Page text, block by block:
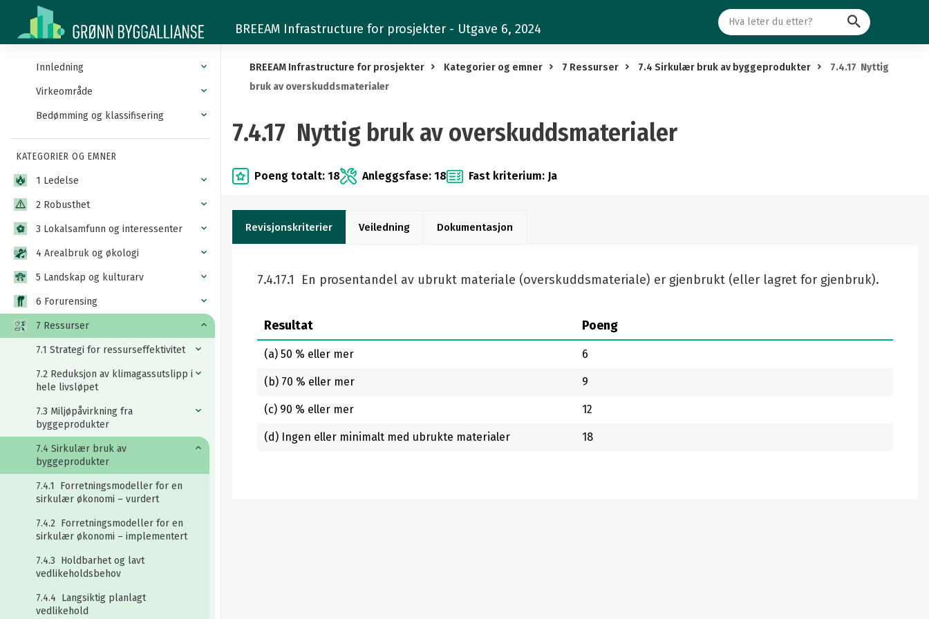
7.4.17
Nyttig
bruk
overskuddsmaterialer
BREEAM Infrastructure for prosjekter - Utgave 6, 2024 Søk
Innledning
Virkeområde
Bedømming og klassifisering
KATEGORIER OG EMNER
1 Ledelse
2 Robusthet
3 Lokalsamfunn og interessenter
4 Arealbruk og økologi
5 Landskap og kulturarv
6 Forurensing
7 Ressurser
7.1 Strategi for ressurseffektivitet
7.2 Reduksjon av klimagassutslipp i
hele livsløpet
7.3 Miljøpåvirkning fra
byggeprodukter
7.4 Sirkulær bruk av
byggeprodukter
7.4.1 Forretningsmodeller for en
sirkulær økonomi – vurdert
7.4.2 Forretningsmodeller for en
sirkulær økonomi – implementert
7.4.3 Holdbarhet og lavt
vedlikeholdsbehov
7.4.4 Langsiktig planlagt
vedlikehold
BREEAM Infrastructure for prosjekter Kategorier og emner 7 Ressurser 7.4 Sirkulær bruk av byggeprodukter
7.4.17 Nyttig
bruk av overskuddsmaterialer
7.4.17 Nyttig bruk av overskuddsmaterialer
Poeng totalt: 18 Anleggsfase: 18 Fast kriterium: Ja
Revisjonskriterier Veiledning Dokumentasjon
7.4.17.1 En prosentandel av ubrukt materiale (overskuddsmateriale) er gjenbrukt (eller lagret for gjenbruk).
Resultat Poeng
(a) 50 % eller mer 6
(b) 70 % eller mer 9
(c) 90 % eller mer 12
(d) Ingen eller minimalt med ubrukte materialer 18